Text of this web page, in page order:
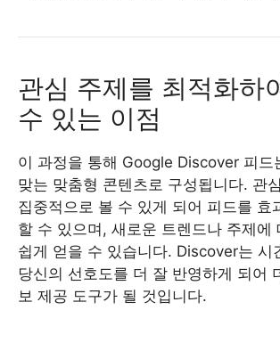
관심 주제를 최적화하
수 있는 이점
이 과정을 통해 Google Discover 피드
맞는 맞춤형 콘텐츠로 구성됩니다. 관
집중적으로 볼 수 있게 되어 피드를 효
할 수 있으며, 새로운 트렌드나 주제에
쉽게 얻을 수 있습니다. Discover는 시
당신의 선호도를 더 잘 반영하게 되어
보 제공 도구가 될 것입니다.